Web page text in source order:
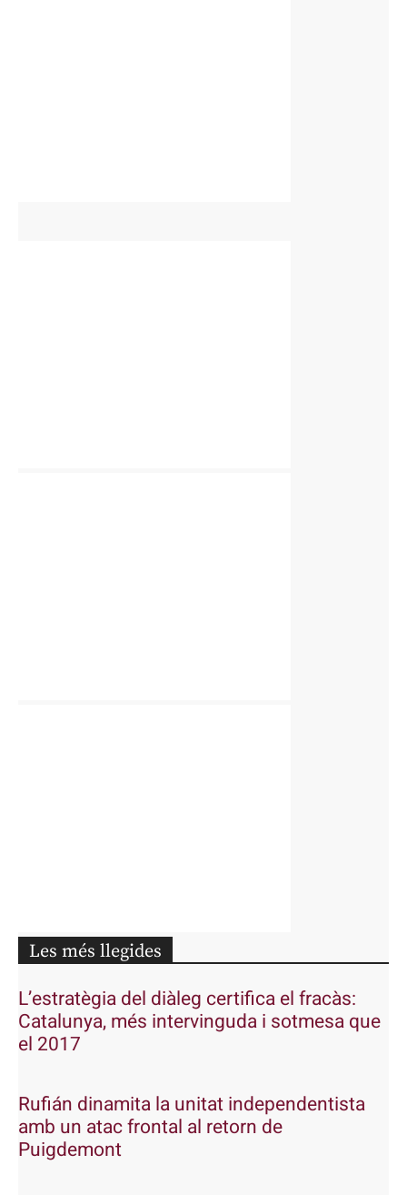
Les més llegides
L’estratègia del diàleg certifica el fracàs:
Catalunya, més intervinguda i sotmesa que
el 2017
Rufián dinamita la unitat independentista
amb un atac frontal al retorn de
Puigdemont